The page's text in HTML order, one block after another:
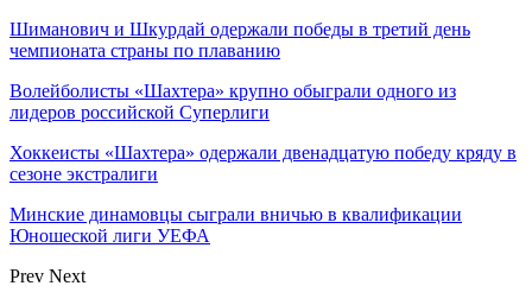
Шиманович и Шкурдай одержали победы в третий день
чемпионата страны по плаванию
Волейболисты «Шахтера» крупно обыграли одного из
лидеров российской Суперлиги
Хоккеисты «Шахтера» одержали двенадцатую победу кряду в
сезоне экстралиги
Минские динамовцы сыграли вничью в квалификации
Юношеской лиги УЕФА
Prev Next